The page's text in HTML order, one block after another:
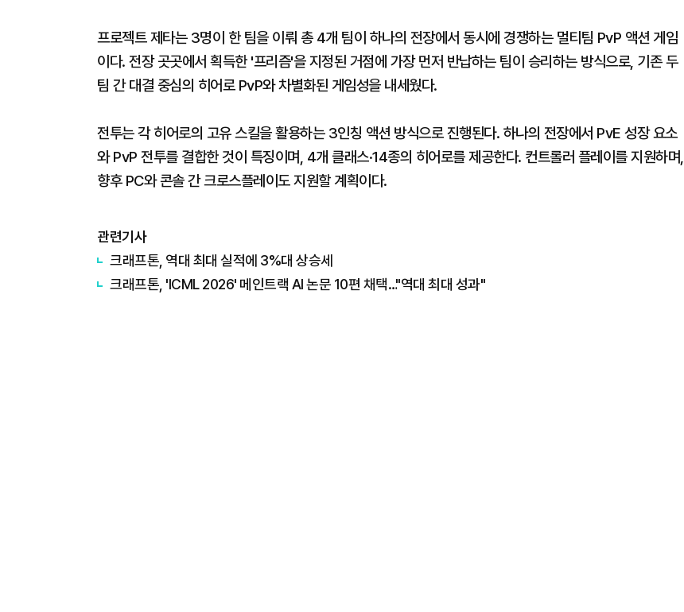
프로젝트 제타는 3명이 한 팀을 이뤄 총 4개 팀이 하나의 전장에서 동시에 경쟁하는 멀티팀 PvP 액션 게임
이다. 전장 곳곳에서 획득한 '프리즘'을 지정된 거점에 가장 먼저 반납하는 팀이 승리하는 방식으로, 기존 두
팀 간 대결 중심의 히어로 PvP와 차별화된 게임성을 내세웠다.
전투는 각 히어로의 고유 스킬을 활용하는 3인칭 액션 방식으로 진행된다. 하나의 전장에서 PvE 성장 요소
와 PvP 전투를 결합한 것이 특징이며, 4개 클래스·14종의 히어로를 제공한다. 컨트롤러 플레이를 지원하며,
향후 PC와 콘솔 간 크로스플레이도 지원할 계획이다.
관련기사
크래프톤, 역대 최대 실적에 3%대 상승세
크래프톤, 'ICML 2026' 메인트랙 AI 논문 10편 채택…"역대 최대 성과"